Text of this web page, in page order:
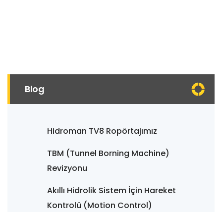
Blog
Hidroman TV8 Ropörtajımız
TBM (Tunnel Borning Machine)
Revizyonu
Akıllı Hidrolik Sistem İçin Hareket
Kontrolü (Motion Control)